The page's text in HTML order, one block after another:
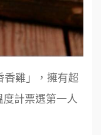
香雞」，擁有超
計票選第一人
台北
100萬 ~150萬
新北市
50萬~75萬